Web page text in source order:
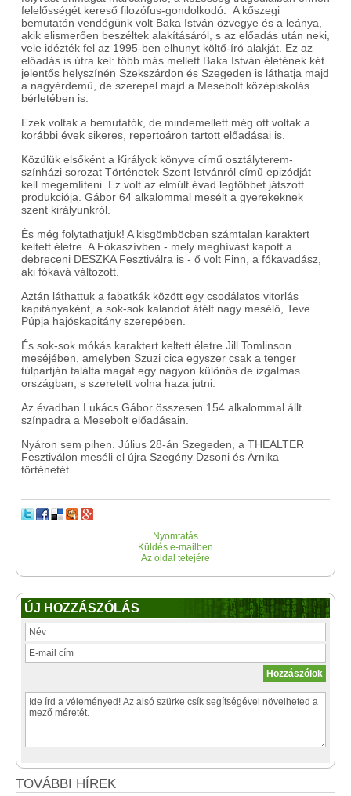
felelősségét kereső filozófus-gondolkodó. A kőszegi
bemutatón vendégünk volt Baka István özvegye és a leánya,
akik elismerően beszéltek alakításáról, s az előadás után neki,
vele idézték fel az 1995-ben elhunyt költő-író alakját. Ez az
előadás is útra kel: több más mellett Baka István életének két
jelentős helyszínén Szekszárdon és Szegeden is láthatja majd
a nagyérdemű, de szerepel majd a Mesebolt középiskolás
bérletében is.
Ezek voltak a bemutatók, de mindemellett még ott voltak a
korábbi évek sikeres, repertoáron tartott előadásai is.
Közülük elsőként a Királyok könyve című osztályterem-
színházi sorozat Történetek Szent Istvánról című epizódját
kell megemlíteni. Ez volt az elmúlt évad legtöbbet játszott
produkciója. Gábor 64 alkalommal mesélt a gyerekeknek
szent királyunkról.
És még folytathatjuk! A kisgömböcben számtalan karaktert
keltett életre. A Fókaszívben - mely meghívást kapott a
debreceni DESZKA Fesztiválra is - ő volt Finn, a fókavadász,
aki fókává változott.
Aztán láthattuk a fabatkák között egy csodálatos vitorlás
kapitányaként, a sok-sok kalandot átélt nagy mesélő, Teve
Púpja hajóskapitány szerepében.
És sok-sok mókás karaktert keltett életre Jill Tomlinson
meséjében, amelyben Szuzi cica egyszer csak a tenger
túlpartján találta magát egy nagyon különös de izgalmas
országban, s szeretett volna haza jutni.
Az évadban Lukács Gábor összesen 154 alkalommal állt
színpadra a Mesebolt előadásain.
Nyáron sem pihen. Július 28-án Szegeden, a THEALTER
Fesztiválon meséli el újra Szegény Dzsoni és Árnika
történetét.
Nyomtatás
Küldés e-mailben
Az oldal tetejére
ÚJ HOZZÁSZÓLÁS
TOVÁBBI HÍREK